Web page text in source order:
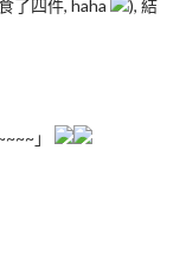
了四件, haha
), 結
」